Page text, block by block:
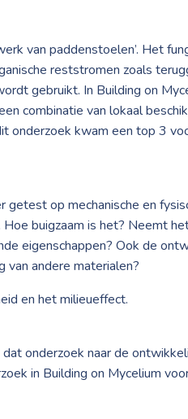
van paddenstoelen’. Het
reststromen zoals
gebruikt. In Building on
combinatie van lokaal
onderzoek kwam een top 3
op mechanische en
buigzaam is het? Neemt
eigenschappen? Ook de
andere materialen?
en het milieueffect.
onderzoek naar de
in Building on Mycelium